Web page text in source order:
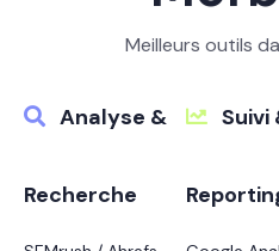
Meilleurs outils
Analyse &
Recherche
Suivi